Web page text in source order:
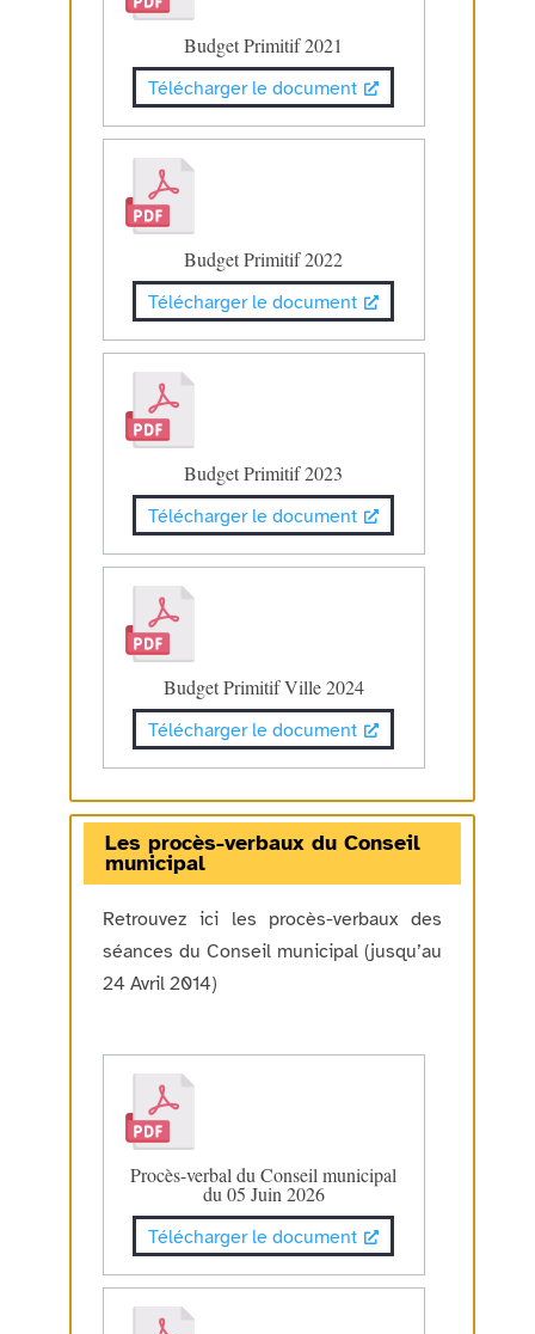
Budget Primitif 2021
Télécharger le document
Budget Primitif 2022
Télécharger le document
Budget Primitif 2023
Télécharger le document
Budget Primitif Ville 2024
Télécharger le document
Les procès-verbaux du Conseil
municipal
Retrouvez ici les procès-verbaux des
séances du Conseil municipal (jusqu’au
24 Avril 2014)
Procès-verbal du Conseil municipal
du 05 Juin 2026
Télécharger le document